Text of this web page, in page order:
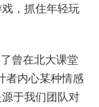
，抓住年轻玩
曾在北大课堂
者内心某种情感
于我们团队对